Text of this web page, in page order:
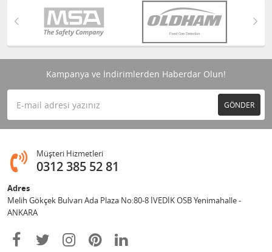
Kampanya ve İndirimlerden Haberdar Olun!
GÖNDER
Müşteri Hizmetleri
0312 385 52 81
Adres
Melih Gökçek Bulvarı Ada Plaza No:80-8 İVEDİK OSB Yenimahalle -
ANKARA